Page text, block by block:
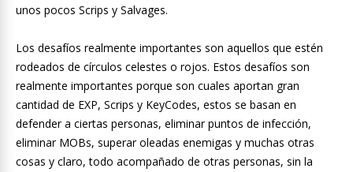
unos pocos Scrips y Salvages.
Los desafíos realmente importantes son aquellos que estén
rodeados de círculos celestes o rojos. Estos desafíos son
realmente importantes porque son cuales aportan gran
cantidad de EXP, Scrips y KeyCodes, estos se basan en
defender a ciertas personas, eliminar puntos de infección,
eliminar MOBs, superar oleadas enemigas y muchas otras
cosas y claro, todo acompañado de otras personas, sin la